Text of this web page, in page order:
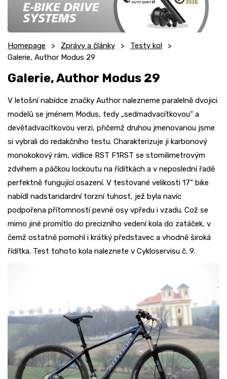
Homepage Zprávy a články
Testy kol
Galerie, Author Modus 29
Galerie, Author Modus 29
V letošní nabídce značky Author nalezneme paralelně dvojici
modelů se jménem Modus, tedy „sedmadvacítkovou“ a
devětadvacítkovou verzi, přičemž druhou jmenovanou jsme
si vybrali do redakčního testu. Charakterizuje ji karbonový
monokokový rám, vidlice RST F1RST se stomilimetrovým
zdvihem a páčkou lockoutu na řídítkách a v neposlední řadě
perfektně fungující osazení. V testované velikosti 17“ bike
nabídl nadstandardní torzní tuhost, jež byla navíc
podpořena přítomností pevné osy vpředu i vzadu. Což se
mimo jiné promítlo do precizního vedení kola do zatáček, v
čemž ostatně pomohl i krátký představec a vhodně široká
řídítka. Test tohoto kola naleznete v Cykloservisu č. 9.